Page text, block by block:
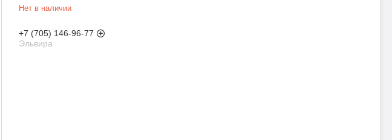
Нет в наличии
+7 (705) 146-96-77
Эльвира